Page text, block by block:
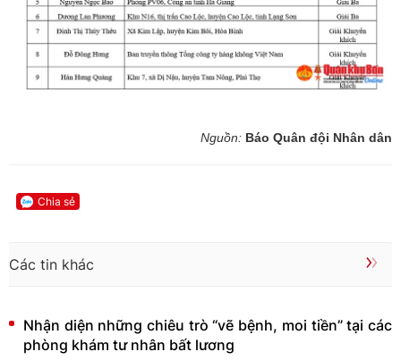
Nguồn: Báo Quân đội Nhân dân
Chia sẻ
Các tin khác
Nhận diện những chiêu trò “vẽ bệnh, moi tiền” tại các
phòng khám tư nhân bất lương